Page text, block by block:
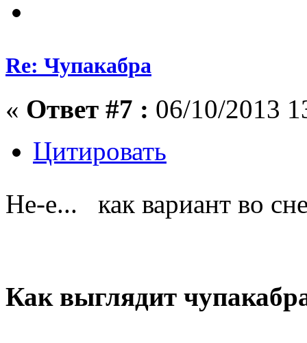
Re: Чупакабра
« Ответ #7 : 06/10/2013
Цитировать
Не-е... как вариант во
Как выглядит